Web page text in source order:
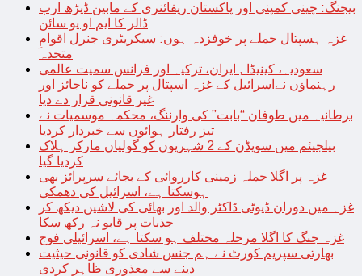
بیجنگ: چینی کمپنی اور پاکستان ریفائنری کے مابین ڈیڑھ ارب
ڈالر کا ایم او یو سائن
غزہ ہسپتال حملے پر خوفزدہ ہوں: سیکریٹری جنرل اقوامِ
متحدہ
سعودیہ، کینیڈا , ایران، ترکیہ اور فرانس سمیت عالمی
رہنماؤں نےاسرائیل کے غزہ اسپتال پر حملے کو ناجائز اور
غیر قانونی قرار دے دیا
برطانیہ میں طوفان “بابت” کی وارننگ، محکمہ موسمیات نے
تیز رفتار ہوائوں سے خبردار کردیا
بیلجیئم میں سویڈن کے 2 شہریوں کو گولیاں مارکر ہلاک
کردیا گیا
غزہ پر اگلا حملہ زمینی کارروائی کے بجائے سرپرائز بھی
ہوسکتا ہے، اسرائیل کی دھمکی
غزہ میں دوران ڈیوٹی ڈاکٹر والد اور بھائی کی لاشیں دیکھ کر
جذبات پر قابو نہ رکھ سکا
غزہ جنگ کا اگلا مرحلہ مختلف ہو سکتا ہے، اسرائیلی فوج
بھارتی سپریم کورٹ نے ہم جنس شادی کو قانونی حیثیت
دینے سے معذوری ظاہر کردی